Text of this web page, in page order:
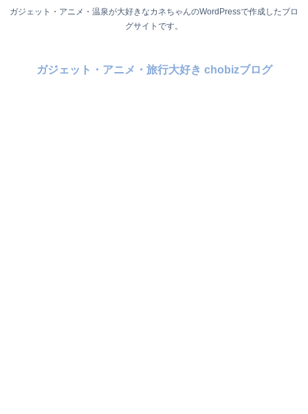
ガジェット・アニメ・温泉が大好きなカネちゃんのWordPressで作成したブロ
グサイトです。
ガジェット・アニメ・旅行大好き chobizブログ